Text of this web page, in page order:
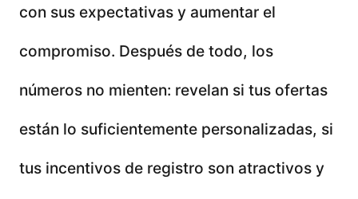
con sus expectativas y aumentar el
compromiso. Después de todo, los
números no mienten: revelan si tus ofertas
están lo suficientemente personalizadas, si
tus incentivos de registro son atractivos y